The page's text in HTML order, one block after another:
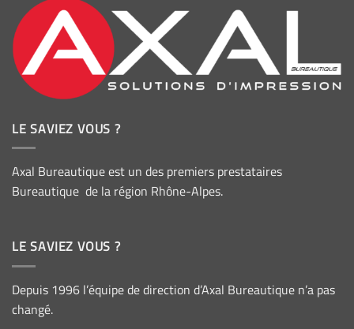
LE SAVIEZ VOUS ?
Axal Bureautique est un des premiers prestataires
Bureautique de la région Rhône-Alpes.
LE SAVIEZ VOUS ?
Depuis 1996 l’équipe de direction d’Axal Bureautique n’a pas
changé.